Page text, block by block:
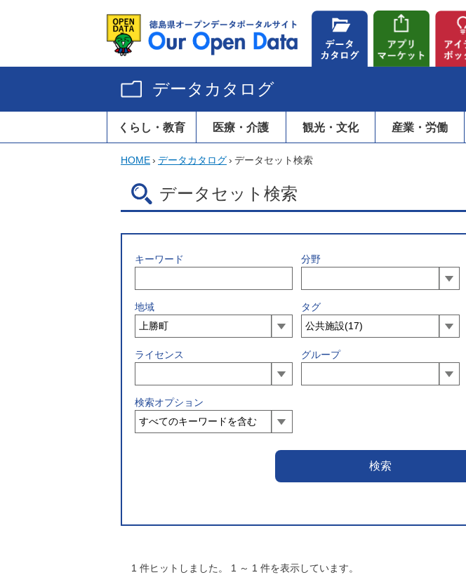
データカタログ
くらし・教育 医療・介護 観光・文化 産業・労働
HOME› データカタログ› データセット検索
データセット検索
キーワード 分野
地域 タグ
ライセンス グループ
検索オプション
1 件ヒットしました。 1 ～ 1 件を表示しています。